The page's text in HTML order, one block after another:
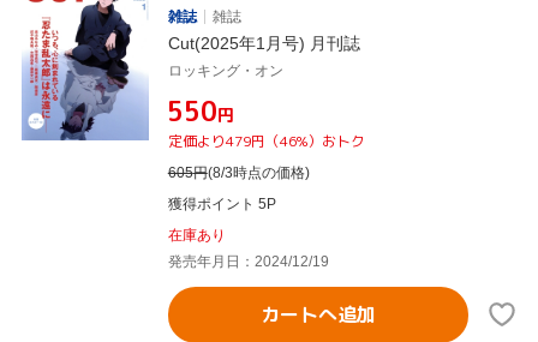
雑誌
雑誌
Cut(2025年1月号) 月刊誌
ロッキング・オン
¥550円
定価より479円（46%）おトク
605円(8/3時点の価格)
獲得ポイント 5P
在庫あり
発売年月日：2024/12/19
カートへ追加